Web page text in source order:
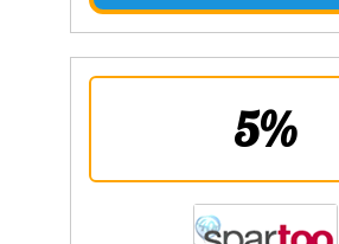
5%